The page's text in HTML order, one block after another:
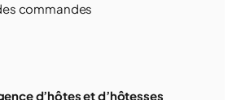
commandes
d’hôtes et d’hôtesses